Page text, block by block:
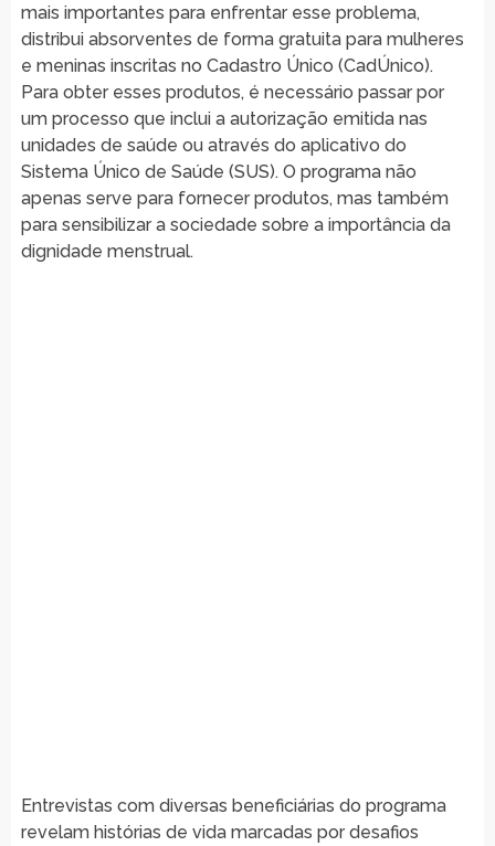
mais importantes para enfrentar esse problema,
distribui absorventes de forma gratuita para mulheres
e meninas inscritas no Cadastro Único (CadÚnico).
Para obter esses produtos, é necessário passar por
um processo que inclui a autorização emitida nas
unidades de saúde ou através do aplicativo do
Sistema Único de Saúde (SUS). O programa não
apenas serve para fornecer produtos, mas também
para sensibilizar a sociedade sobre a importância da
dignidade menstrual.
Entrevistas com diversas beneficiárias do programa
revelam histórias de vida marcadas por desafios